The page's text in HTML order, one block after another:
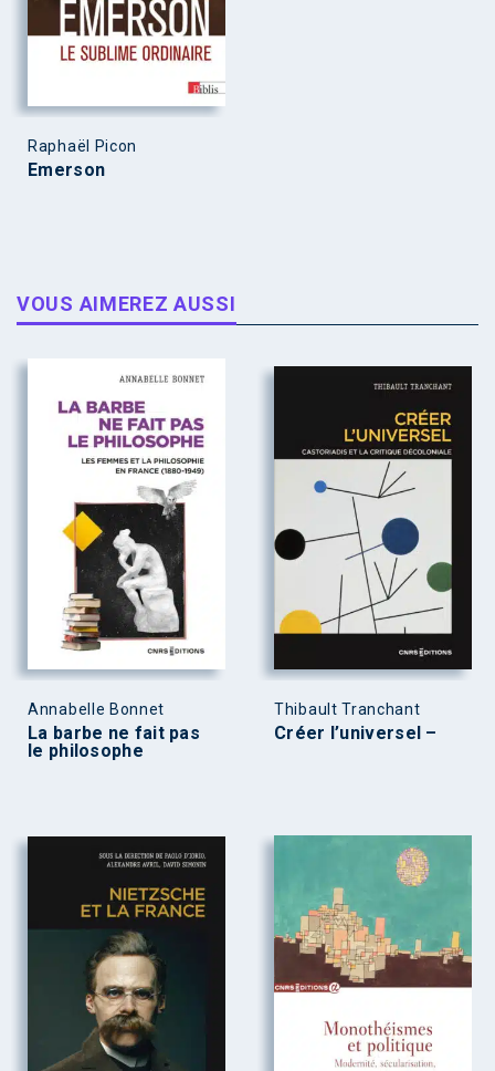
Raphaël Picon
Emerson
VOUS AIMEREZ AUSSI
Annabelle Bonnet
La barbe ne fait pas
le philosophe
Thibault Tranchant
Créer l’universel –